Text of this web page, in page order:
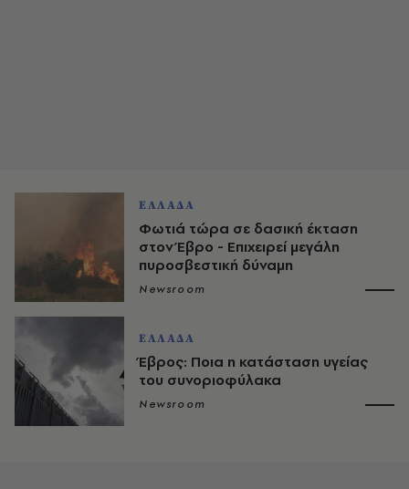
ΕΛΛΑΔΑ
Φωτιά τώρα σε δασική έκταση
στον Έβρο - Επιχειρεί μεγάλη
πυροσβεστική δύναμη
Newsroom
ΕΛΛΑΔΑ
Έβρος: Ποια η κατάσταση υγείας
του συνοριοφύλακα
Newsroom